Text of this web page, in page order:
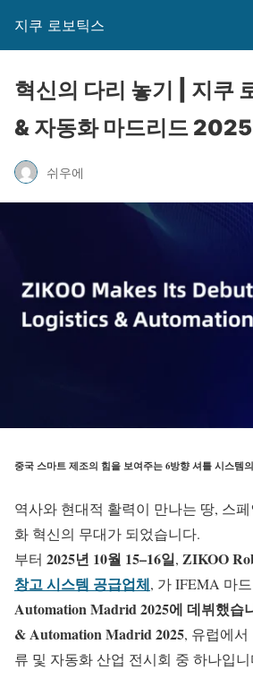
지쿠 로보틱스
혁신의 다리 놓기 | 지쿠
& 자동화 마드리드 2025
쉬우에
중국 스마트 제조의 힘을 보여주는 6방향 셔틀 시스템
역사와 현대적 활력이 만나는 땅, 스
화 혁신의 무대가 되었습니다.
부터 2025년 10월 15–16일, ZIKOO
창고 시스템 공급업체, 가 IFEMA 마
Automation Madrid 2025에 데뷔했습
& Automation Madrid 2025, 유럽에
류 및 자동화 산업 전시회 중 하나입니